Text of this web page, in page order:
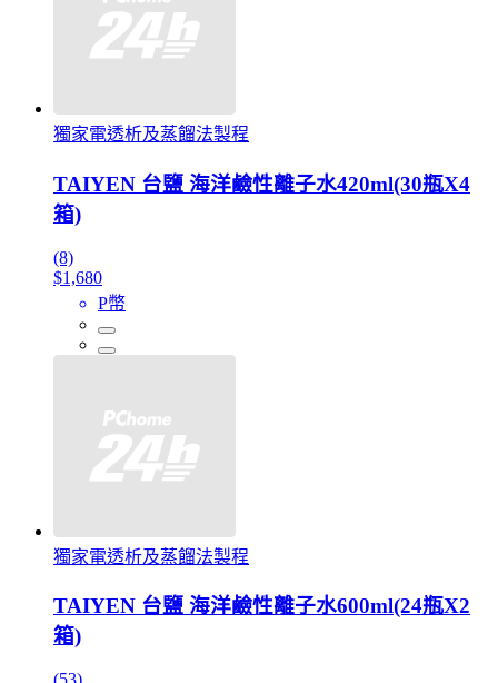
獨家電透析及蒸餾法製程
TAIYEN 台鹽 海洋鹼性離子水420ml(30瓶X4
箱)
(8)
$1,680
P幣
獨家電透析及蒸餾法製程
TAIYEN 台鹽 海洋鹼性離子水600ml(24瓶X2
箱)